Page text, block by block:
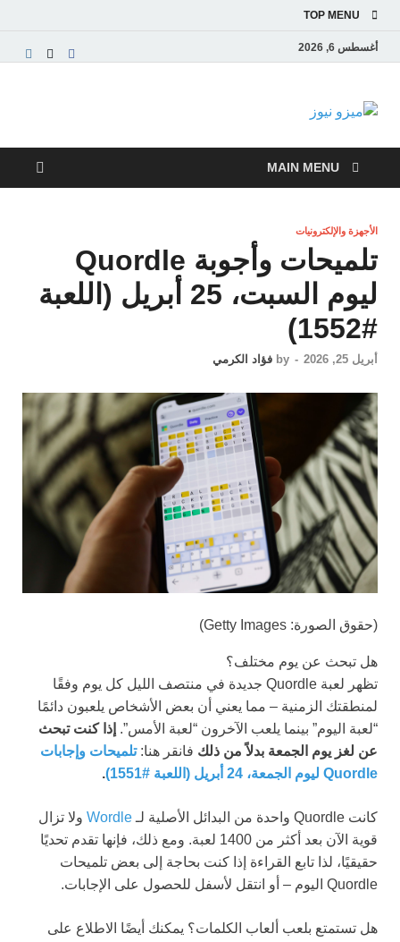
TOP MENU
أغسطس 6, 2026
ميزو نيوز
والاقتصادية
MAIN MENU
الأجهزة والإلكترونيات
تلميحات وأجوبة Quordle
ليوم السبت، 25 أبريل (اللعبة
#1552)
أبريل 25, 2026 -
by فؤاد الكرمي
(حقوق الصورة: Getty Images)
هل تبحث عن يوم مختلف؟
تظهر لعبة Quordle جديدة في منتصف الليل كل يوم وفقًا
لمنطقتك الزمنية – مما يعني أن بعض الأشخاص يلعبون دائمًا
“لعبة اليوم” بينما يلعب الآخرون “لعبة الأمس”. إذا كنت تبحث
عن لغز يوم الجمعة بدلاً من ذلك فانقر هنا:تلميحات وإجابات
Quordle ليوم الجمعة، 24 أبريل (اللعبة #1551)
.
كانت Quordle واحدة من البدائل الأصلية لـ Wordle ولا تزال
قوية الآن بعد أكثر من 1400 لعبة. ومع ذلك، فإنها تقدم تحديًا
حقيقيًا، لذا تابع القراءة إذا كنت بحاجة إلى بعض تلميحات
Quordle اليوم – أو انتقل لأسفل للحصول على الإجابات.
هل تستمتع بلعب ألعاب الكلمات؟ يمكنك أيضًا الاطلاع على